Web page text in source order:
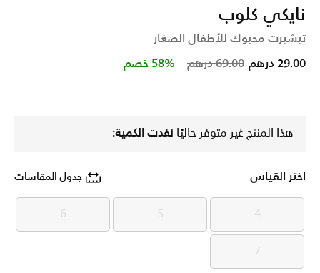
نايكي كلوب
تيشيرت محبوك للأطفال الصغار
Price reduced from
69.00 درهم to 29.00 درهم 58% خصم
هذا المنتج غير متوفر حاليًا نفدت الكمية:
اختر القياس جدول المقاسات
4
5
5
6
6
7
7